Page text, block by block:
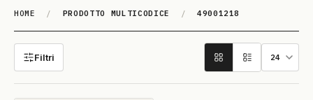
HOME / PRODOTTO MULTICODICE / 49001218
49001218
Filtri